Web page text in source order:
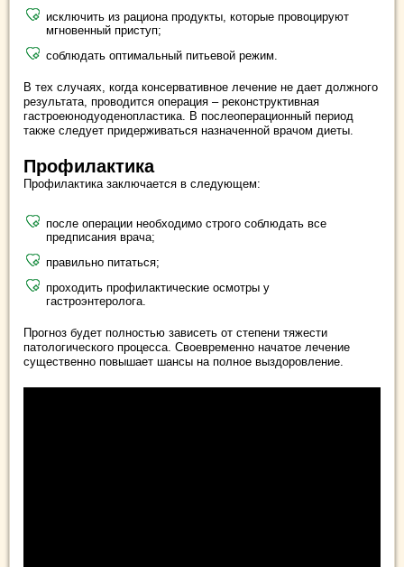
исключить из рациона продукты, которые провоцируют
мгновенный приступ;
соблюдать оптимальный питьевой режим.
В тех случаях, когда консервативное лечение не дает должного
результата, проводится операция – реконструктивная
гастроеюнодуоденопластика. В послеоперационный период
также следует придерживаться назначенной врачом диеты.
Профилактика
Профилактика заключается в следующем:
после операции необходимо строго соблюдать все
предписания врача;
правильно питаться;
проходить профилактические осмотры у
гастроэнтеролога.
Прогноз будет полностью зависеть от степени тяжести
патологического процесса. Своевременно начатое лечение
существенно повышает шансы на полное выздоровление.